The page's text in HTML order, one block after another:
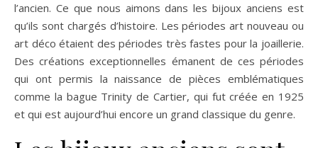
l’ancien. Ce que nous aimons dans les bijoux anciens est
qu’ils sont chargés d’histoire. Les périodes art nouveau ou
art déco étaient des périodes très fastes pour la joaillerie.
Des créations exceptionnelles émanent de ces périodes
qui ont permis la naissance de pièces emblématiques
comme la bague Trinity de Cartier, qui fut créée en 1925
et qui est aujourd’hui encore un grand classique du genre.